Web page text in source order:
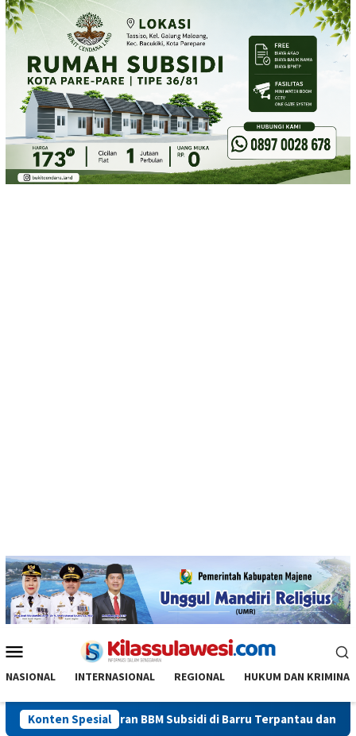
Loncat
ke
Mobile
NASIONAL INTERNASIONAL REGIONAL HUKUM DAN KRIMINAL
Konten Spesial
Penyaluran BBM Subsidi di Barru Terpantau dan Sesuai